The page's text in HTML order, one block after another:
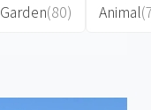
Garden(80)
Animal